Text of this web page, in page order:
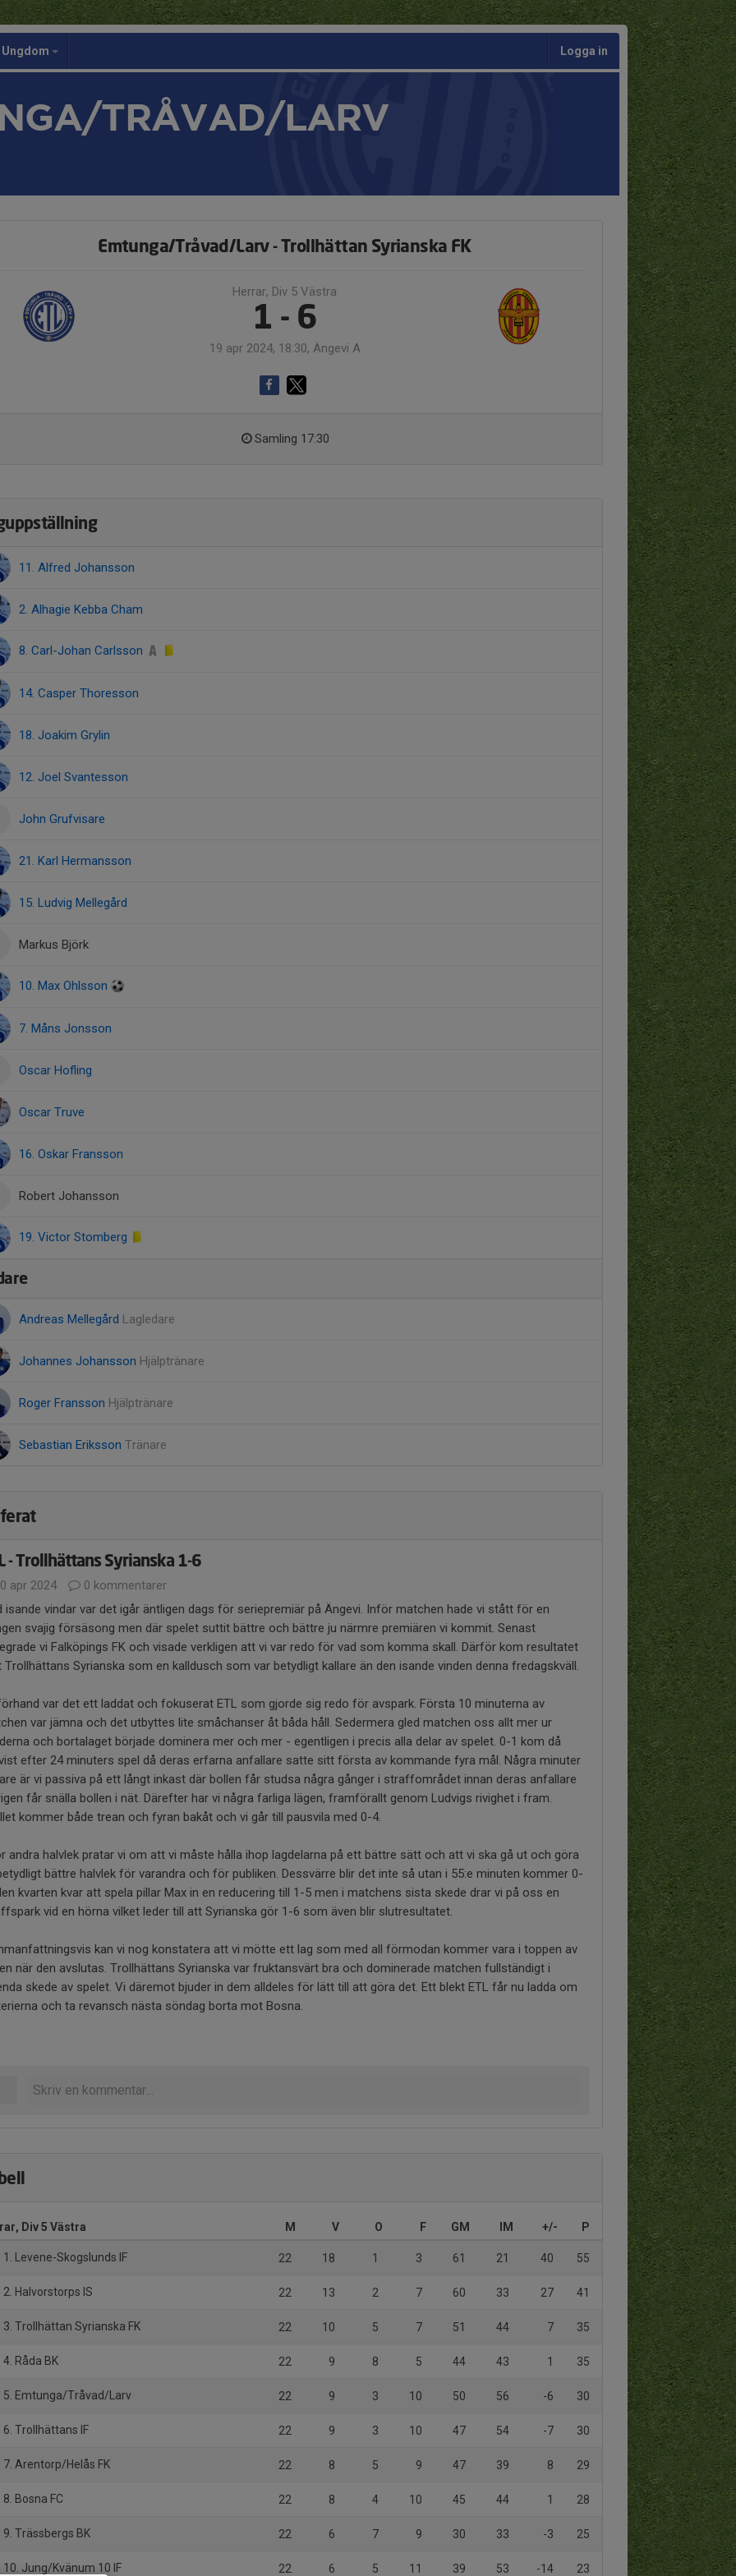
Ungdom Logga in
TRÅVAD/LARV
Emtunga/Tråvad/Larv - Trollhättan Syrianska FK
Herrar, Div 5 Västra
1 - 6
19 apr 2024, 18:30, Ängevi A
Samling 17:30
11. Alfred Johansson
2. Alhagie Kebba Cham
8. Carl-Johan Carlsson
14. Casper Thoresson
18. Joakim Grylin
12. Joel Svantesson
John Grufvisare
21. Karl Hermansson
15. Ludvig Mellegård
Markus Björk
10. Max Ohlsson
7. Måns Jonsson
Oscar Hofling
Oscar Truve
16. Oskar Fransson
Robert Johansson
19. Victor Stomberg
Andreas Mellegård Lagledare
Johannes Johansson Hjälptränare
Roger Fransson Hjälptränare
Sebastian Eriksson Tränare
- Trollhättans Syrianska 1-6
apr 2024
0 kommentarer
isande vindar var det igår äntligen dags för seriepremiär på Ängevi. Inför matchen hade vi stått för en
svajig försäsong men där spelet suttit bättre och bättre ju närmre premiären vi kommit. Senast
vi Falköpings FK och visade verkligen att vi var redo för vad som komma skall. Därför kom resultatet
Trollhättans Syrianska som en kalldusch som var betydligt kallare än den isande vinden denna fredagskväll.
var det ett laddat och fokuserat ETL som gjorde sig redo för avspark. Första 10 minuterna av
var jämna och det utbyttes lite småchanser åt båda håll. Sedermera gled matchen oss allt mer ur
och bortalaget började dominera mer och mer - egentligen i precis alla delar av spelet. 0-1 kom då
efter 24 minuters spel då deras erfarna anfallare satte sitt första av kommande fyra mål. Några minuter
är vi passiva på ett långt inkast där bollen får studsa några gånger i straffområdet innan deras anfallare
får snälla bollen i nät. Därefter har vi några farliga lägen, framförallt genom Ludvigs rivighet i fram.
kommer både trean och fyran bakåt och vi går till pausvila med 0-4.
andra halvlek pratar vi om att vi måste hålla ihop lagdelarna på ett bättre sätt och att vi ska gå ut och göra
bättre halvlek för varandra och för publiken. Dessvärre blir det inte så utan i 55:e minuten kommer 0-
kvarten kvar att spela pillar Max in en reducering till 1-5 men i matchens sista skede drar vi på oss en
vid en hörna vilket leder till att Syrianska gör 1-6 som även blir slutresultatet.
kan vi nog konstatera att vi mötte ett lag som med all förmodan kommer vara i toppen av
när den avslutas. Trollhättans Syrianska var fruktansvärt bra och dominerade matchen fullständigt i
skede av spelet. Vi däremot bjuder in dem alldeles för lätt till att göra det. Ett blekt ETL får nu ladda om
och ta revansch nästa söndag borta mot Bosna.
Div 5 Västra M V O F GM IM +/- P
1. Levene-Skogslunds IF 22 18 1 3 61 21 40 55
2. Halvorstorps IS 22 13 2 7 60 33 27 41
3. Trollhättan Syrianska FK 22 10 5 7 51 44 7 35
4. Råda BK 22 9 8 5 44 43 1 35
5. Emtunga/Tråvad/Larv 22 9 3 10 50 56 -6 30
6. Trollhättans IF 22 9 3 10 47 54 -7 30
7. Arentorp/Helås FK 22 8 5 9 47 39 8 29
8. Bosna FC 22 8 4 10 45 44 1 28
9. Trässbergs BK 22 6 7 9 30 33 -3 25
10. Jung/Kvänum 10 IF 22 6 5 11 39 53 -14 23